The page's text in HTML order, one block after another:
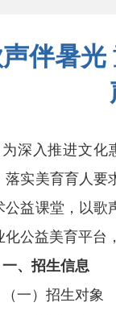
伴暑
为深入推进文化
落实美育育人要
公益课堂，以歌
化公益美育平台
一、招生信息
（一）招生对象